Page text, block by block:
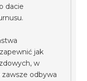
dacie
jak
w
odbywa